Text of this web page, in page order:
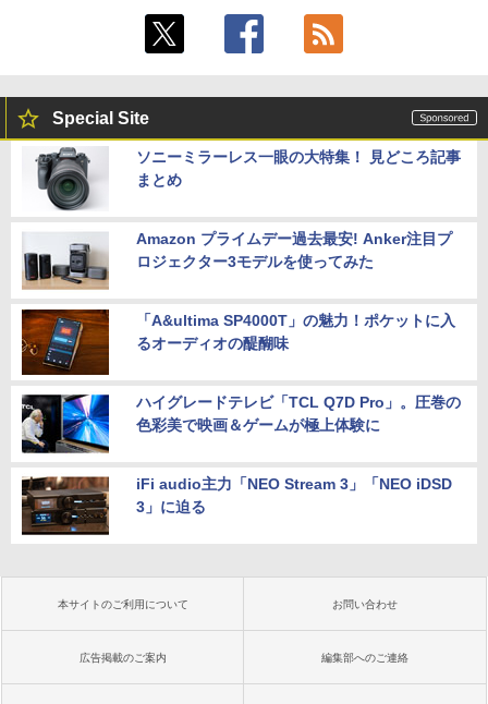
Special Site
ソニーミラーレス一眼の大特集！ 見どころ記事
まとめ
Amazon プライムデー過去最安! Anker注目プ
ロジェクター3モデルを使ってみた
「A&ultima SP4000T」の魅力！ポケットに入
るオーディオの醍醐味
ハイグレードテレビ「TCL Q7D Pro」。圧巻の
色彩美で映画＆ゲームが極上体験に
iFi audio主力「NEO Stream 3」「NEO iDSD
3」に迫る
本サイトのご利用について お問い合わせ
広告掲載のご案内 編集部へのご連絡